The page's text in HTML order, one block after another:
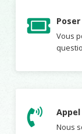
Vous
Appel
Nous